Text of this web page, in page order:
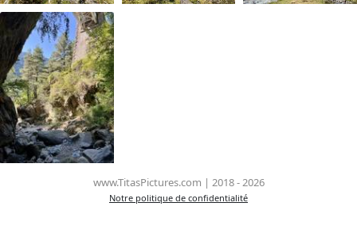
www.TitasPictures.com | 2018 - 2026
Notre politique de confidentialité